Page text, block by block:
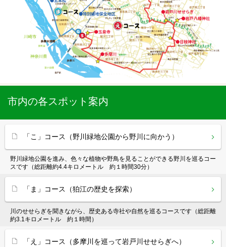
市内の各スポット案内
「こ」コース（野川緑地公園から野川に向かう）
野川緑地公園を進み、色々な植物や野鳥を見ることができる野川を巡るコー
スです（総距離約4.4キロメートル 約１時間30分）
「ま」コース（狛江の歴史を探索）
川のせせらぎを聞きながら、歴史ある寺社や自然を巡るコースです（総距離
約3.1キロメートル 約１時間）
「え」コース（多摩川を巡って岩戸川せせらぎへ）